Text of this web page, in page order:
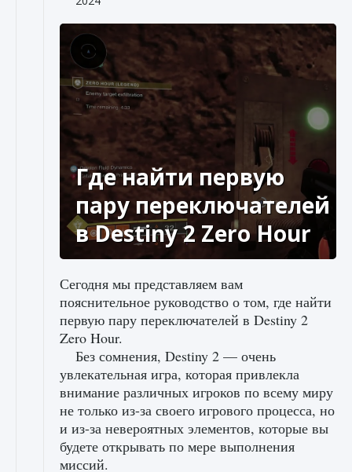
Где найти первую
пару переключателей
в Destiny 2 Zero Hour
Сегодня мы представляем вам
пояснительное руководство о том, где найти
первую пару переключателей в Destiny 2
Zero Hour.
Без сомнения, Destiny 2 — очень
увлекательная игра, которая привлекла
внимание различных игроков по всему миру
не только из-за своего игрового процесса, но
и из-за невероятных элементов, которые вы
будете открывать по мере выполнения
миссий.